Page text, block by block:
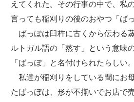
えてくれた。その行事の中で、私
言っても稲刈りの後のおやつ「ば
ばっぽは臼杵に古くから伝わる
ルトガル語の「蒸す」という意味
「ばっぽ」と名付けられたらしい。
私達が稲刈りをしている間にお
たばっぽは、形が不揃いでお店で